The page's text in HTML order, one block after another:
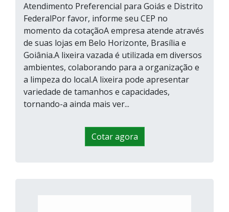
Atendimento Preferencial para Goiás e Distrito
FederalPor favor, informe seu CEP no
momento da cotaçãoA empresa atende através
de suas lojas em Belo Horizonte, Brasília e
Goiânia.A lixeira vazada é utilizada em diversos
ambientes, colaborando para a organização e
a limpeza do local.A lixeira pode apresentar
variedade de tamanhos e capacidades,
tornando-a ainda mais ver...
Cotar agora